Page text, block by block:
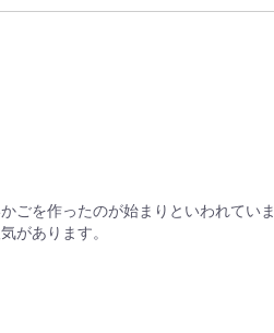
ごを作ったのが始まりといわれていま
があります。